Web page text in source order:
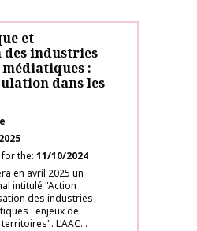
et
industries
:
dans les
the 11/10/2024
en avril 2025 un
intitulé "Action
des industries
: enjeux de
L'AAC...